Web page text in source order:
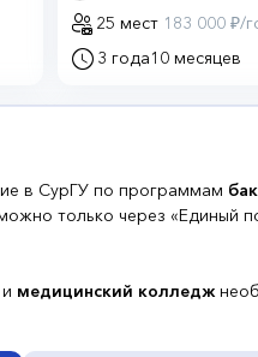
25 мест 183 000 ₽/
3 года10 месяцев
в СурГУ по программам
только через «Единый
медицинский колледж